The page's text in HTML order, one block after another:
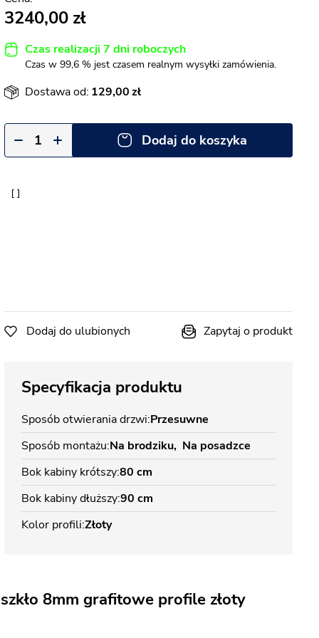
3240,00
Czas realizacji 7 dni roboczych
Czas w 99,6 % jest czasem realnym wysyłki zamówienia.
Dostawa od: 129,00
Dodaj do koszyka
Dodaj do ulubionych Zapytaj o produkt
Specyfikacja produktu
Sposób otwierania drzwi Przesuwne
Sposób montażu Na brodziku Na posadzce
Bok kabiny krótszy80 cm
Bok kabiny dłuższy90 cm
Kolor profili Złoty
8mm grafitowe profile złoty